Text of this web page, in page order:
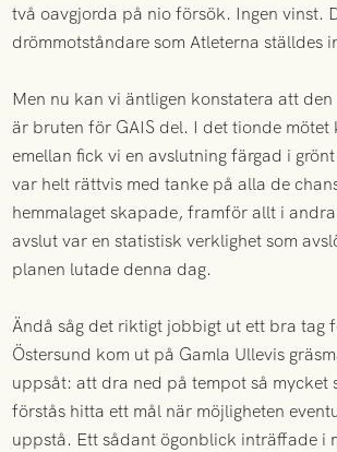
två oavgjorda på nio försök. Ingen vinst.
drömmotståndare som Atleterna ställdes
Men nu kan vi äntligen konstatera att
är bruten för GAIS del. I det tionde
emellan fick vi en avslutning färgad i
var helt rättvis med tanke på alla de
hemmalaget skapade, framför allt i
avslut var en statistisk verklighet som
planen lutade denna dag.
Ändå såg det riktigt jobbigt ut ett bra tag
Östersund kom ut på Gamla Ullevis
uppsåt: att dra ned på tempot så mycket
förstås hitta ett mål när möjligheten
uppstå. Ett sådant ögonblick inträffade i